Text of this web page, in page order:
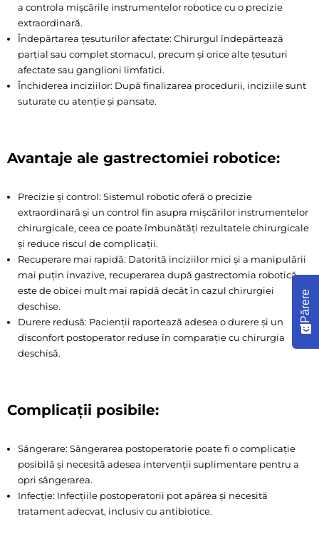
a controla mișcările instrumentelor robotice cu o precizie
extraordinară.
Îndepărtarea țesuturilor afectate: Chirurgul îndepărtează
parțial sau complet stomacul, precum și orice alte țesuturi
afectate sau ganglioni limfatici.
Închiderea inciziilor: După finalizarea procedurii, inciziile sunt
suturate cu atenție și pansate.
Avantaje ale gastrectomiei robotice:
Precizie și control: Sistemul robotic oferă o precizie
extraordinară și un control fin asupra mișcărilor instrumentelor
chirurgicale, ceea ce poate îmbunătăți rezultatele chirurgicale
și reduce riscul de complicații.
Recuperare mai rapidă: Datorită inciziilor mici și a manipulării
mai puțin invazive, recuperarea după gastrectomia robotică
este de obicei mult mai rapidă decât în cazul chirurgiei
deschise.
Durere redusă: Pacienții raportează adesea o durere și un
disconfort postoperator reduse în comparație cu chirurgia
deschisă.
Complicații posibile:
Sângerare: Sângerarea postoperatorie poate fi o complicație
posibilă și necesită adesea intervenții suplimentare pentru a
opri sângerarea.
Infecție: Infecțiile postoperatorii pot apărea și necesită
tratament adecvat, inclusiv cu antibiotice.
Părere